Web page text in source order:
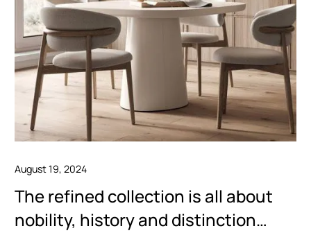
all
about
nobility,
history
distinction
(Demo)
August 19, 2024
The refined collection is all about
nobility, history and distinction